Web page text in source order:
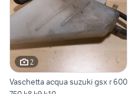
2
Vaschetta acqua suzuki gsx r 600